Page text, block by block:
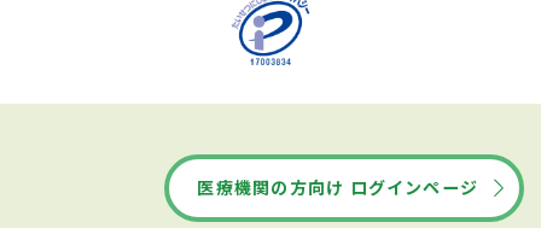
医療機関の方向け ログインページ